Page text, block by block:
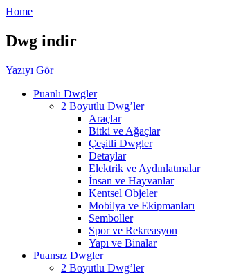
Home
Dwg indir
Yazıyı Gör
Puanlı Dwgler
2 Boyutlu Dwg’ler
Araçlar
Bitki ve Ağaçlar
Çeşitli Dwgler
Detaylar
Elektrik ve Aydınlatmalar
İnsan ve Hayvanlar
Kentsel Objeler
Mobilya ve Ekipmanları
Semboller
Spor ve Rekreasyon
Yapı ve Binalar
Puansız Dwgler
2 Boyutlu Dwg’ler